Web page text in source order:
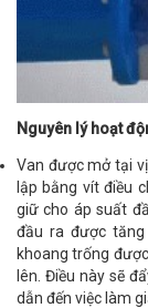
Nguyên lý hoạt
Van được mở tại
lập bằng vít điều
giữ cho áp suất
đầu ra được
khoang trống
lên. Điều này sẽ
dẫn đến việc làm